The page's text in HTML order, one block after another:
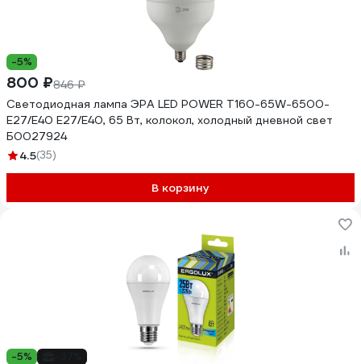
-5%
800 ₽846 ₽
Светодиодная лампа ЭРА LED POWER T160-65W-6500-
E27/E40 Е27/Е40, 65 Вт, колокол, холодный дневнoй свет
Б0027924
4.5(35)
В корзину
-5%